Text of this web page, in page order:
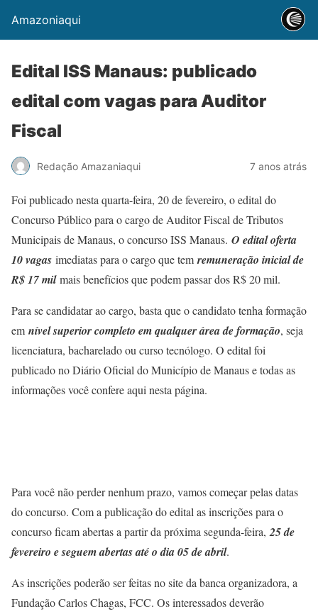
Amazoniaqui
Edital ISS Manaus: publicado
edital com vagas para Auditor
Fiscal
Redação Amazaniaqui 7 anos atrás
Foi publicado nesta quarta-feira, 20 de fevereiro, o edital do
Concurso Público para o cargo de Auditor Fiscal de Tributos
Municipais de Manaus, o concurso ISS Manaus. O edital oferta
10 vagas imediatas para o cargo que tem remuneração inicial de
R$ 17 milmais benefícios que podem passar dos R$ 20 mil.
Para se candidatar ao cargo, basta que o candidato tenha formação
em nível superior completo em qualquer área de formação, seja
licenciatura, bacharelado ou curso tecnólogo. O edital foi
publicado no Diário Oficial do Município de Manaus e todas as
informações você confere aqui nesta página.
Para você não perder nenhum prazo, vamos começar pelas datas
do concurso. Com a publicação do edital as inscrições para o
concurso ficam abertas a partir da próxima segunda-feira, 25 de
fevereiro e seguem abertas até o dia 05 de abril.
As inscrições poderão ser feitas no site da banca organizadora, a
Fundação Carlos Chagas, FCC. Os interessados deverão